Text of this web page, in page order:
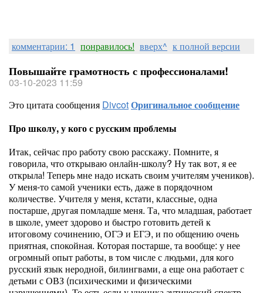
комментарии: 1 понравилось! вверх^ к полной версии
Повышайте грамотность с профессионалами!
03-10-2023 11:59
Это цитата сообщения DivcotОригинальное сообщение
Про школу, у кого с русским проблемы
Итак, сейчас про работу свою расскажу. Помните, я
говорила, что открываю онлайн-школу? Ну так вот, я ее
открыла! Теперь мне надо искать своим учителям учеников).
У меня-то самой ученики есть, даже в порядочном
количестве. Учителя у меня, кстати, классные, одна
постарше, другая помладше меня. Та, что младшая, работает
в школе, умеет здорово и быстро готовить детей к
итоговому сочинению, ОГЭ и ЕГЭ, и по общению очень
приятная, спокойная. Которая постарше, та вообще: у нее
огромный опыт работы, в том числе с людьми, для кого
русский язык неродной, билингвами, а еще она работает с
детьми с ОВЗ (психическими и физическими